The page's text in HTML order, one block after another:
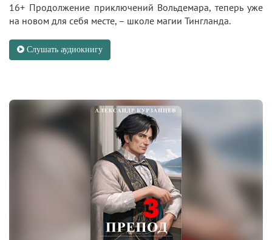
16+ Продолжение приключений Вольдемара, теперь уже
на новом для себя месте, – школе магии Тингланда.
Слушать аудиокнигу